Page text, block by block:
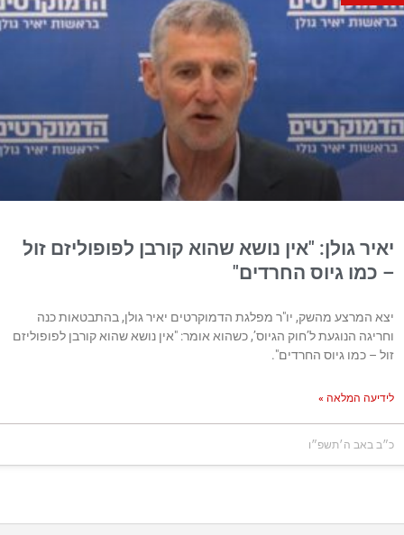
גולן: "אין נושא שהוא קורבן לפופוליזם זול
גיוס החרדים"
מהשק, יו"ר מפלגת הדמוקרטים יאיר גולן, בהתבטאות כנה
הנוגעת ל’חוק הגיוס’, כשהוא אומר: "אין נושא שהוא קורבן לפופוליזם
גיוס החרדים".
המלאה »
ה׳תשפ״ו